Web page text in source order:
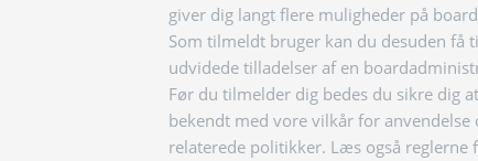
giver dig langt flere muligheder på
Som tilmeldt bruger kan du desuden få
udvidede tilladelser af en
Før du tilmelder dig bedes du sikre dig
bekendt med vore vilkår for anvendelse
relaterede politikker. Læs også reglerne